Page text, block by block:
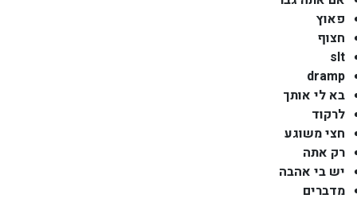
פאוץ
חצוף
slt
dramp
בא לי אותך
לרקוד
חצי משוגע
רק אתה
יש בי אהבה
מדברים